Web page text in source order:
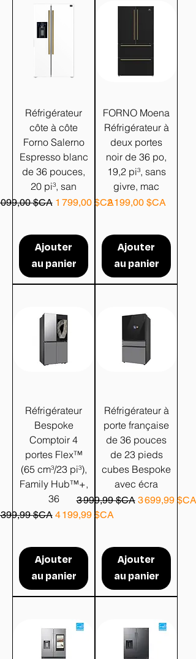
Réfrigérateur
côte à côte
Forno Salerno
Espresso blanc
de 36 pouces,
20 pi³, san
original
$CA Prix promotionnel
1 799,00 $CA
Ajouter
au panier
FORNO Moena
Réfrigérateur à
deux portes
noir de 36 po,
19,2 pi³, sans
givre, mac
Prix
2 199,00 $CA
Ajouter
au panier
Réfrigérateur
Bespoke
Comptoir 4
portes Flex™
(65 cm³/23 pi³),
Family Hub™+,
36
original
$CA Prix promotionnel
4 199,99 $CA
Ajouter
au panier
Réfrigérateur à
porte française
de 36 pouces
de 23 pieds
cubes Bespoke
avec écra
Prix original
3 999,99 $CA Prix
3 699,99 $CA
Ajouter
au panier